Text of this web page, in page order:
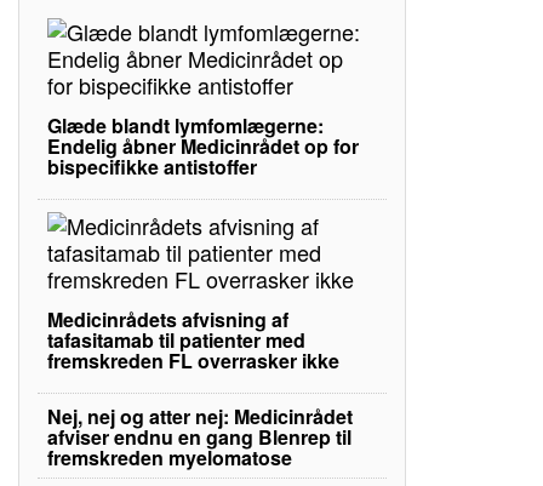
Glæde blandt lymfomlægerne:
Endelig åbner Medicinrådet op for
bispecifikke antistoffer
Medicinrådets afvisning af
tafasitamab til patienter med
fremskreden FL overrasker ikke
Nej, nej og atter nej: Medicinrådet
afviser endnu en gang Blenrep til
fremskreden myelomatose